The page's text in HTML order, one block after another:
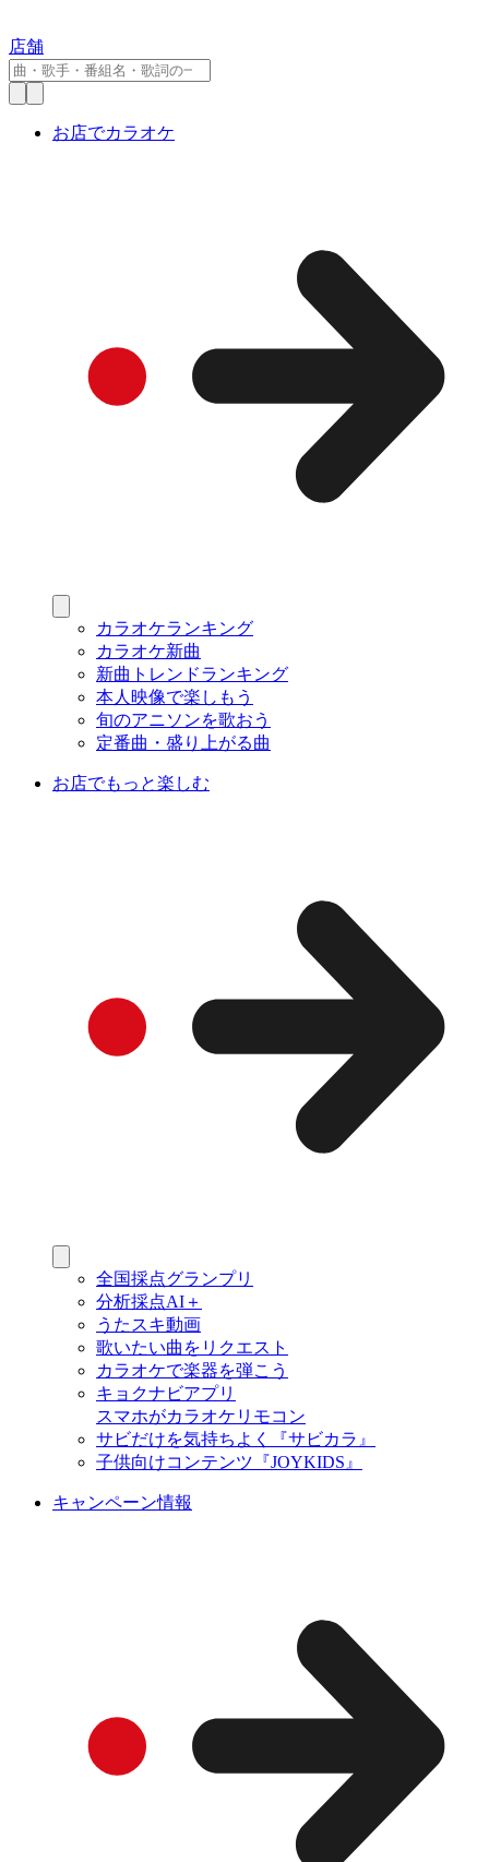
店舗
お店でカラオケ
カラオケランキング
カラオケ新曲
新曲トレンドランキング
本人映像で楽しもう
旬のアニソンを歌おう
定番曲・盛り上がる曲
お店でもっと楽しむ
全国採点グランプリ
分析採点AI＋
うたスキ動画
歌いたい曲をリクエスト
カラオケで楽器を弾こう
キョクナビアプリ
スマホがカラオケリモコン
サビだけを気持ちよく『サビカラ』
子供向けコンテンツ『JOYKIDS』
キャンペーン情報